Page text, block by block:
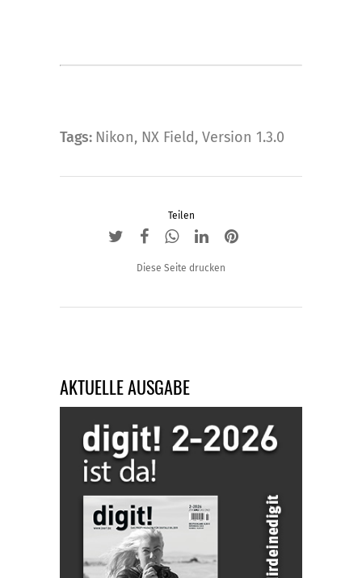
Tags: Nikon, NX Field, Version 1.3.0
Teilen
Diese Seite drucken
AKTUELLE AUSGABE